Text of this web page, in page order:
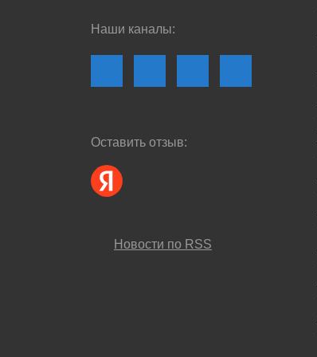
Наши каналы:
Оставить отзыв:
Новости по RSS